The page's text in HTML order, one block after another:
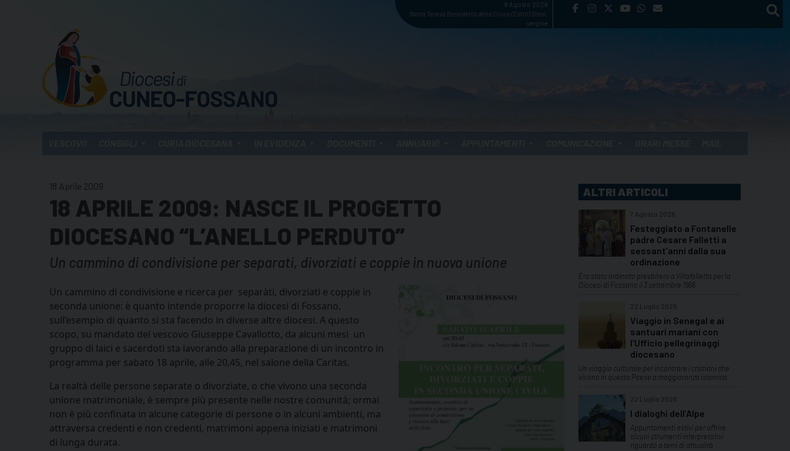
9 Agosto 2026
Santa Teresa Benedetta della Croce (Edith) Stein,
vergine
18 Aprile 2009
18 APRILE 2009: NASCE IL PROGETTO
DIOCESANO “L’ANELLO PERDUTO”
Un cammino di condivisione per separati, divorziati e coppie in nuova unione
Un cammino di condivisione e ricerca per separàti, divorziati e coppie in
seconda unione: è quanto intende proporre la diocesi di Fossano,
sull’esempio di quanto si sta facendo in diverse altre diocesi. A questo
scopo, su mandato del vescovo Giuseppe Cavallotto, da alcuni mesi un
gruppo di laici e sacerdoti sta lavorando alla preparazione di un incontro in
programma per sabato 18 aprile, alle 20,45, nel salone della Caritas.
La realtà delle persone separate o divorziate, o che vivono una seconda
unione matrimoniale, è sempre più presente nelle nostre comunità; ormai
non è più confinata in alcune categorie di persone o in alcuni ambienti, ma
attraversa credenti e non credenti, matrimoni appena iniziati e matrimoni
di lunga durata.
ALTRI ARTICOLI
7 Agosto 2026
Festeggiato a Fontanelle
padre Cesare Falletti a
sessant’anni dalla sua
ordinazione
Era stato ordinato presbitero a Villafalletto per la
Diocesi di Fossano il 3 settembre 1966
22 Luglio 2026
Viaggio in Senegal e ai
santuari mariani con
l’Ufficio pellegrinaggi
diocesano
Un viaggio culturale per incontrare i cristiani che
vivono in questo Paese a maggioranza islamica
22 Luglio 2026
I dialoghi dell’Alpe
Appuntamenti estivi per offrire
alcuni strumenti interpretativi
riguardo a temi di attualità